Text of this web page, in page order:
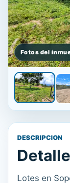
DESCRIPCION
Lotes en